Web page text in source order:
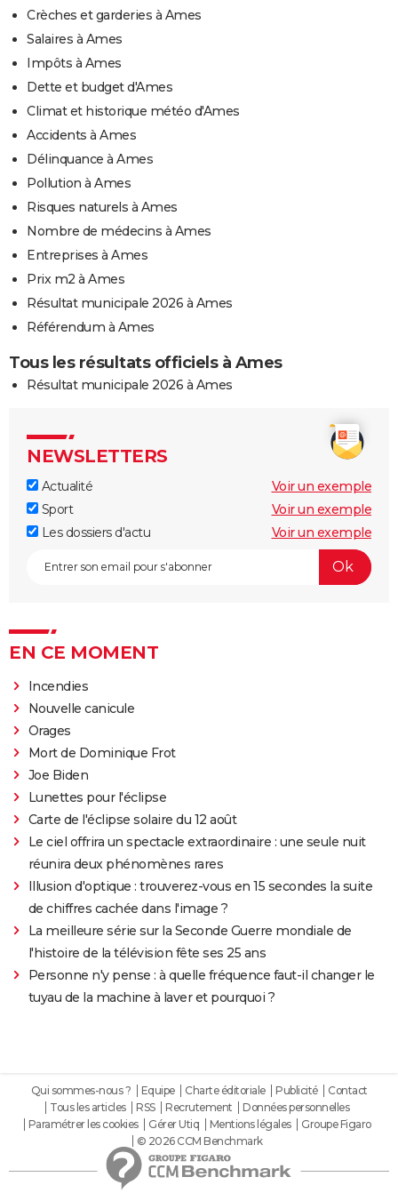
Crèches et garderies à Ames
Salaires à Ames
Impôts à Ames
Dette et budget d'Ames
Climat et historique météo d'Ames
Accidents à Ames
Délinquance à Ames
Pollution à Ames
Risques naturels à Ames
Nombre de médecins à Ames
Entreprises à Ames
Prix m2 à Ames
Résultat municipale 2026 à Ames
Référendum à Ames
Tous les résultats officiels à Ames
Résultat municipale 2026 à Ames
NEWSLETTERS
Actualité
Voir un exemple
Sport
Voir un exemple
Les dossiers d'actu
Voir un exemple
EN CE MOMENT
Incendies
Nouvelle canicule
Orages
Mort de Dominique Frot
Joe Biden
Lunettes pour l'éclipse
Carte de l'éclipse solaire du 12 août
Le ciel offrira un spectacle extraordinaire : une seule nuit
réunira deux phénomènes rares
Illusion d'optique : trouverez-vous en 15 secondes la suite
de chiffres cachée dans l'image ?
La meilleure série sur la Seconde Guerre mondiale de
l'histoire de la télévision fête ses 25 ans
Personne n'y pense : à quelle fréquence faut-il changer le
tuyau de la machine à laver et pourquoi ?
Qui sommes-nous ? Equipe Charte éditoriale Publicité
Contact
Tous les articles
RSS Recrutement
Données personnelles
Paramétrer les cookies
Gérer Utiq Mentions légales
Groupe Figaro
© 2026 CCM Benchmark